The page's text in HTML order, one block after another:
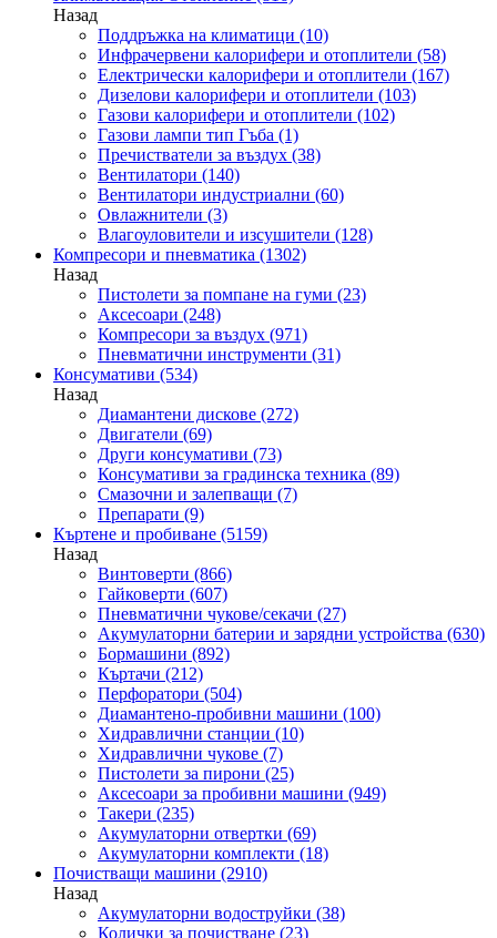
Назад
Поддръжка на климатици (10)
Инфрачервени калорифери и отоплители (58)
Електрически калорифери и отоплители (167)
Дизелови калорифери и отоплители (103)
Газови калорифери и отоплители (102)
Газови лампи тип Гъба (1)
Пречистватели за въздух (38)
Вентилатори (140)
Вентилатори индустриални (60)
Овлажнители (3)
Влагоуловители и изсушители (128)
Компресори и пневматика (1302)
Назад
Пистолети за помпане на гуми (23)
Аксесоари (248)
Компресори за въздух (971)
Пневматични инструменти (31)
Консумативи (534)
Назад
Диамантени дискове (272)
Двигатели (69)
Други консумативи (73)
Консумативи за градинска техника (89)
Смазочни и залепващи (7)
Препарати (9)
Къртене и пробиване (5159)
Назад
Винтоверти (866)
Гайковерти (607)
Пневматични чукове/секачи (27)
Акумулаторни батерии и зарядни устройства (630)
Бормашини (892)
Къртачи (212)
Перфоратори (504)
Диамантено-пробивни машини (100)
Хидравлични станции (10)
Хидравлични чукове (7)
Пистолети за пирони (25)
Аксесоари за пробивни машини (949)
Такери (235)
Акумулаторни отвертки (69)
Акумулаторни комплекти (18)
Почистващи машини (2910)
Назад
Акумулаторни водоструйки (38)
Колички за почистване (23)